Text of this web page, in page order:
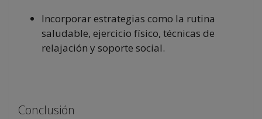
Incorporar estrategias como la rutina
saludable, ejercicio físico, técnicas de
relajación y soporte social.
Conclusión